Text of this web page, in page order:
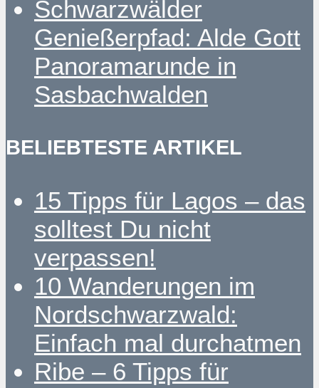
Schwarzwälder
Genießerpfad: Alde Gott
Panoramarunde in
Sasbachwalden
BELIEBTESTE ARTIKEL
15 Tipps für Lagos – das
solltest Du nicht
verpassen!
10 Wanderungen im
Nordschwarzwald:
Einfach mal durchatmen
Ribe – 6 Tipps für